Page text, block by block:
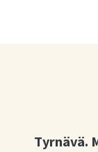
Tyrnävä.